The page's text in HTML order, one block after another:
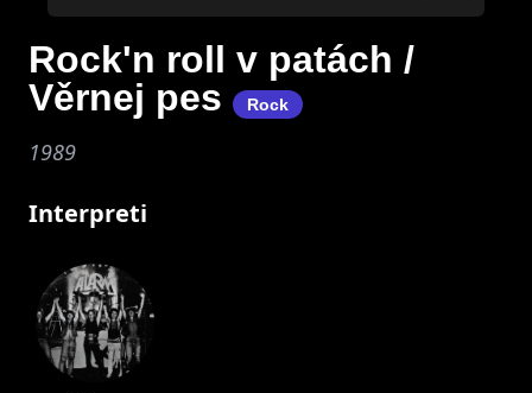
Rock'n roll v patách /
Věrnej pes
Rock
1989
Interpreti